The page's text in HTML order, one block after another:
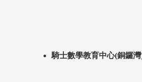
騎士數學教育中心(銅鑼